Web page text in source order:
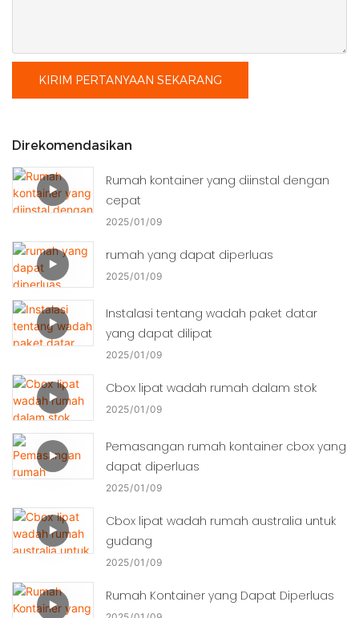
KIRIM PERTANYAAN SEKARANG
Direkomendasikan
Rumah kontainer yang diinstal dengan
cepat
2025 01 09
rumah yang dapat diperluas
2025 01 09
Instalasi tentang wadah paket datar
yang dapat dilipat
2025 01 09
Cbox lipat wadah rumah dalam stok
2025 01 09
Pemasangan rumah kontainer cbox yang
dapat diperluas
2025 01 09
Cbox lipat wadah rumah australia untuk
gudang
2025 01 09
Rumah Kontainer yang Dapat Diperluas